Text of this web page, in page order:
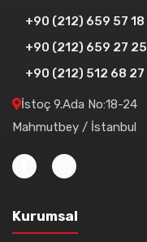
+90 (212) 659 57 18
+90 (212) 659 27 25
+90 (212) 512 68 27
İstoç 9.Ada No:18-24
Mahmutbey / İstanbul
Kurumsal